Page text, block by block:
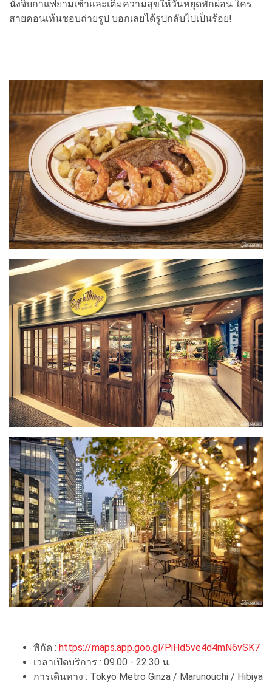
นั่งจิบกาแฟยามเช้าและเติมความสุขให้วันหยุดพักผ่อน ใคร
สายคอนเท้นชอบถ่ายรูป บอกเลยได้รูปกลับไปเป็นร้อย!
พิกัด : https://maps.app.goo.gl/PiHd5ve4d4mN6vSK7
เวลาเปิดบริการ : 09.00 - 22.30 น.
การเดินทาง : Tokyo Metro Ginza / Marunouchi / Hibiya